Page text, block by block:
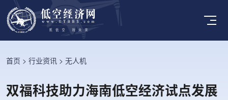
首页 > 行业资讯 > 无人机
双福科技助力海南低空经济试点发展